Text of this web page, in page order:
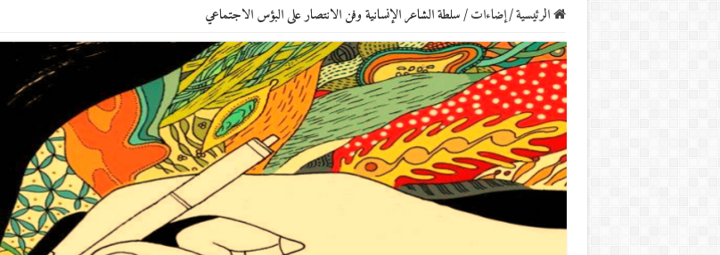
الرئيسية/إضاءات/سلطة الشاعر الإنسانية وفن الانتصار على البؤس الاجتماعي